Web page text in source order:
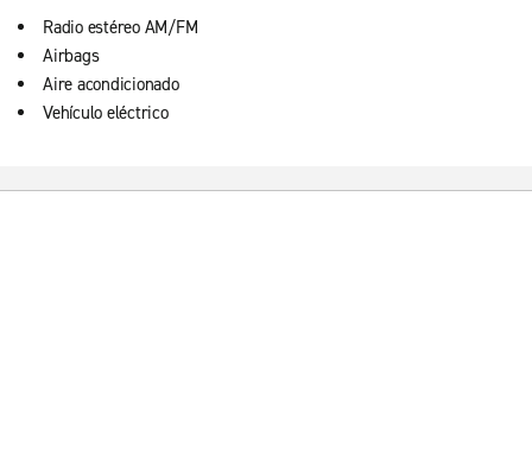
Radio estéreo AM/FM
Airbags
Aire acondicionado
Vehículo eléctrico